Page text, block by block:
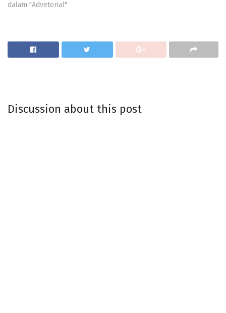
dalam "Advetorial"
Discussion about this post